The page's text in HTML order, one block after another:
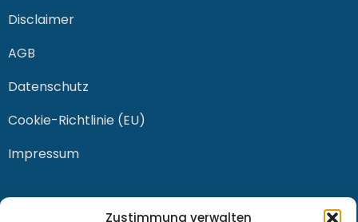
Zustimmung verwalten
Disclaimer
AGB
Datenschutz
Cookie-Richtlinie (EU)
Impressum